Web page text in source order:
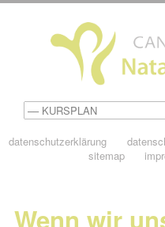
datenschutzerklärung
sitemap
Wenn wir